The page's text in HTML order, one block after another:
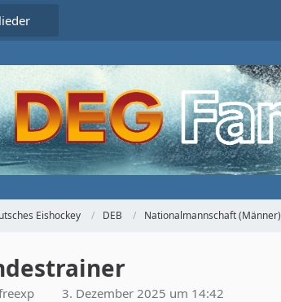
Eishockey DEB Nationalmannschaft (Männer)
3. Dezember 2025 um 14:42